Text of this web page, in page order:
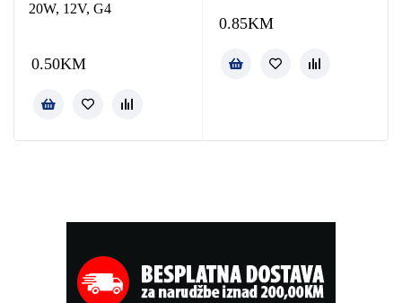
20W, 12V, G4
0.50KM
0.85KM